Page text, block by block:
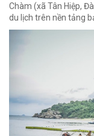
Chàm (xã Tân Hiệp,
du lịch trên nền tảng